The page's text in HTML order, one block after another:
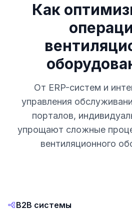
Как
От ERP-систем и
управления
порталов,
упрощают сложные
вентиляционного
B2B системы